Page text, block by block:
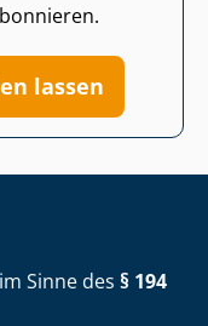
lassen
im Sinne des § 194